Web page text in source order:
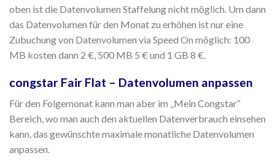
oben ist die Datenvolumen Staffelung nicht möglich. Um dann
das Datenvolumen für den Monat zu erhöhen ist nur eine
Zubuchung von Datenvolumen via Speed On möglich: 100
MB kosten dann 2 €, 500 MB 5 € und 1 GB 8 €.
congstar Fair Flat – Datenvolumen anpassen
Für den Folgemonat kann man aber im „Mein Congstar“
Bereich, wo man auch den aktuellen Datenverbrauch einsehen
kann, das gewünschte maximale monatliche Datenvolumen
anpassen.